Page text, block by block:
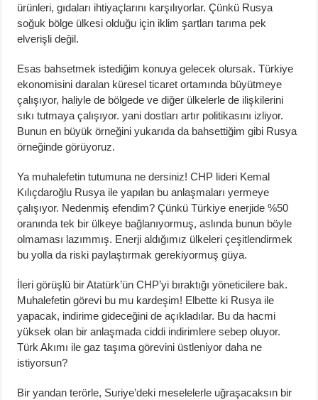
ürünleri, gıdaları ihtiyaçlarını karşılıyorlar. Çünkü Rusya
soğuk bölge ülkesi olduğu için iklim şartları tarıma pek
elverişli değil.
Esas bahsetmek istediğim konuya gelecek olursak. Türkiye
ekonomisini daralan küresel ticaret ortamında büyütmeye
çalışıyor, haliyle de bölgede ve diğer ülkelerle de ilişkilerini
sıkı tutmaya çalışıyor. yani dostları artır politikasını izliyor.
Bunun en büyük örneğini yukarıda da bahsettiğim gibi Rusya
örneğinde görüyoruz.
Ya muhalefetin tutumuna ne dersiniz! CHP lideri Kemal
Kılıçdaroğlu Rusya ile yapılan bu anlaşmaları yermeye
çalışıyor. Nedenmiş efendim? Çünkü Türkiye enerjide %50
oranında tek bir ülkeye bağlanıyormuş, aslında bunun böyle
olmaması lazımmış. Enerji aldığımız ülkeleri çeşitlendirmek
bu yolla da riski paylaştırmak gerekiyormuş güya.
İleri görüşlü bir Atatürk’ün CHP’yi bıraktığı yöneticilere bak.
Muhalefetin görevi bu mu kardeşim! Elbette ki Rusya ile
yapacak, indirime gideceğini de açıkladılar. Bu da hacmi
yüksek olan bir anlaşmada ciddi indirimlere sebep oluyor.
Türk Akımı ile gaz taşıma görevini üstleniyor daha ne
istiyorsun?
Bir yandan terörle, Suriye’deki meselelerle uğraşacaksın bir